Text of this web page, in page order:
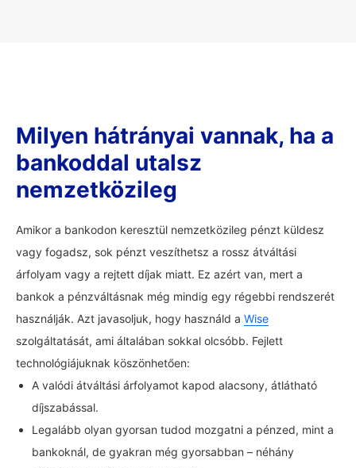
Milyen hátrányai vannak, ha a
bankoddal utalsz
nemzetközileg
Amikor a bankodon keresztül nemzetközileg pénzt küldesz
vagy fogadsz, sok pénzt veszíthetsz a rossz átváltási
árfolyam vagy a rejtett díjak miatt. Ez azért van, mert a
bankok a pénzváltásnak még mindig egy régebbi rendszerét
használják. Azt javasoljuk, hogy használd a Wise
szolgáltatását, ami általában sokkal olcsóbb. Fejlett
technológiájuknak köszönhetően:
A valódi átváltási árfolyamot kapod alacsony, átlátható
díjszabással.
Legalább olyan gyorsan tudod mozgatni a pénzed, mint a
bankoknál, de gyakran még gyorsabban – néhány